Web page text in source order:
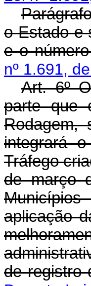
o Estado e
e o
nº 1.691,
Art. 6º
parte que
Rodagem,
integrará
Tráfego
de março
aplicação
de registro